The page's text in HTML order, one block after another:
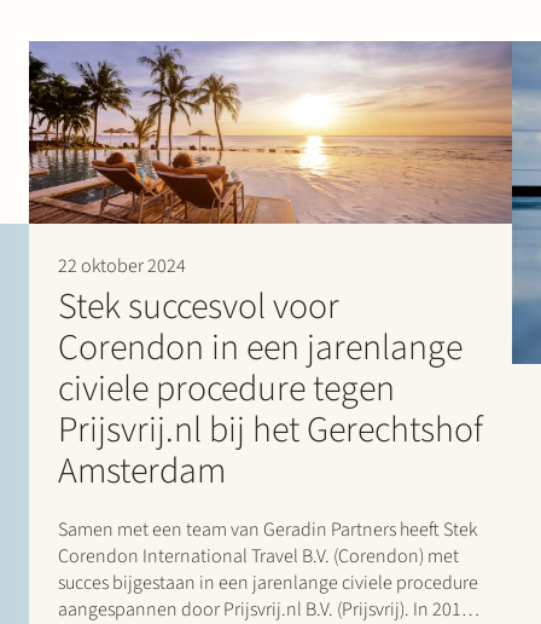
22 oktober 2024
Stek succesvol voor
Corendon in een jarenlange
civiele procedure tegen
Prijsvrij.nl bij het Gerechtshof
Amsterdam
Samen met een team van Geradin Partners heeft Stek
Corendon International Travel B.V. (Corendon) met
succes bijgestaan in een jarenlange civiele procedure
aangespannen door Prijsvrij.nl B.V. (Prijsvrij). In 2013